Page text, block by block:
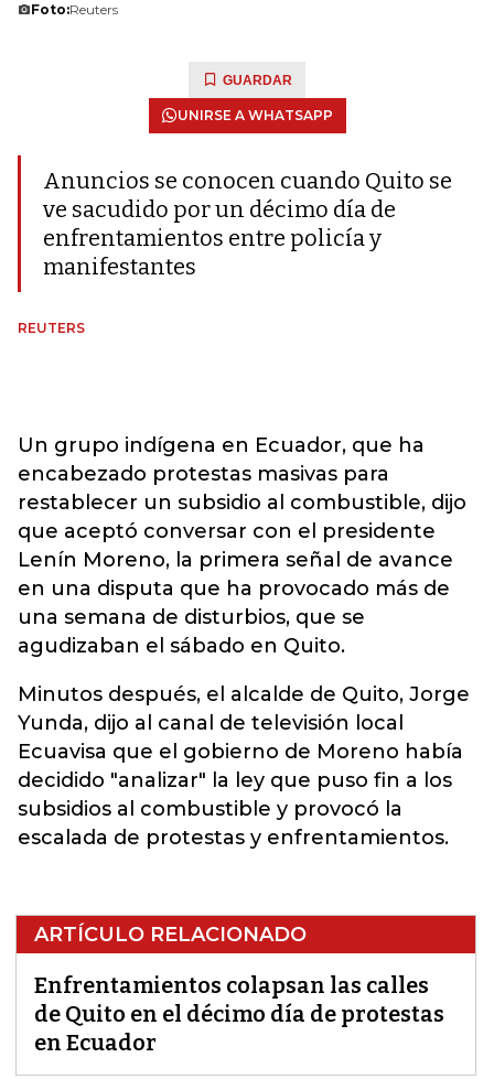
Foto:Reuters
GUARDAR
UNIRSE A WHATSAPP
Anuncios se conocen cuando Quito se
ve sacudido por un décimo día de
enfrentamientos entre policía y
manifestantes
REUTERS
Un grupo indígena en Ecuador, que ha
encabezado protestas masivas para
restablecer un subsidio al combustible, dijo
que aceptó conversar con el presidente
Lenín Moreno, la primera señal de avance
en una disputa que ha provocado más de
una semana de disturbios, que se
agudizaban el sábado en Quito.
Minutos después, el alcalde de Quito, Jorge
Yunda, dijo al canal de televisión local
Ecuavisa que el gobierno de Moreno había
decidido "analizar" la ley que puso fin a los
subsidios al combustible y provocó la
escalada de protestas y enfrentamientos.
ARTÍCULO RELACIONADO
Enfrentamientos colapsan las calles
de Quito en el décimo día de protestas
en Ecuador